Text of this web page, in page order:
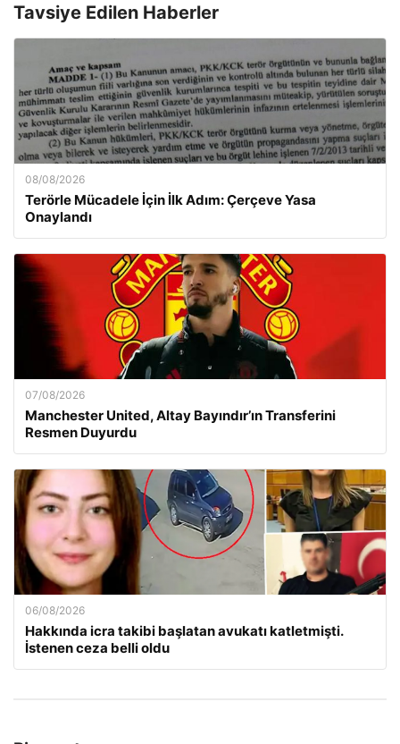
Tavsiye Edilen Haberler
08/08/2026
Terörle Mücadele İçin İlk Adım: Çerçeve Yasa
Onaylandı
07/08/2026
Manchester United, Altay Bayındır’ın Transferini
Resmen Duyurdu
06/08/2026
Hakkında icra takibi başlatan avukatı katletmişti.
İstenen ceza belli oldu